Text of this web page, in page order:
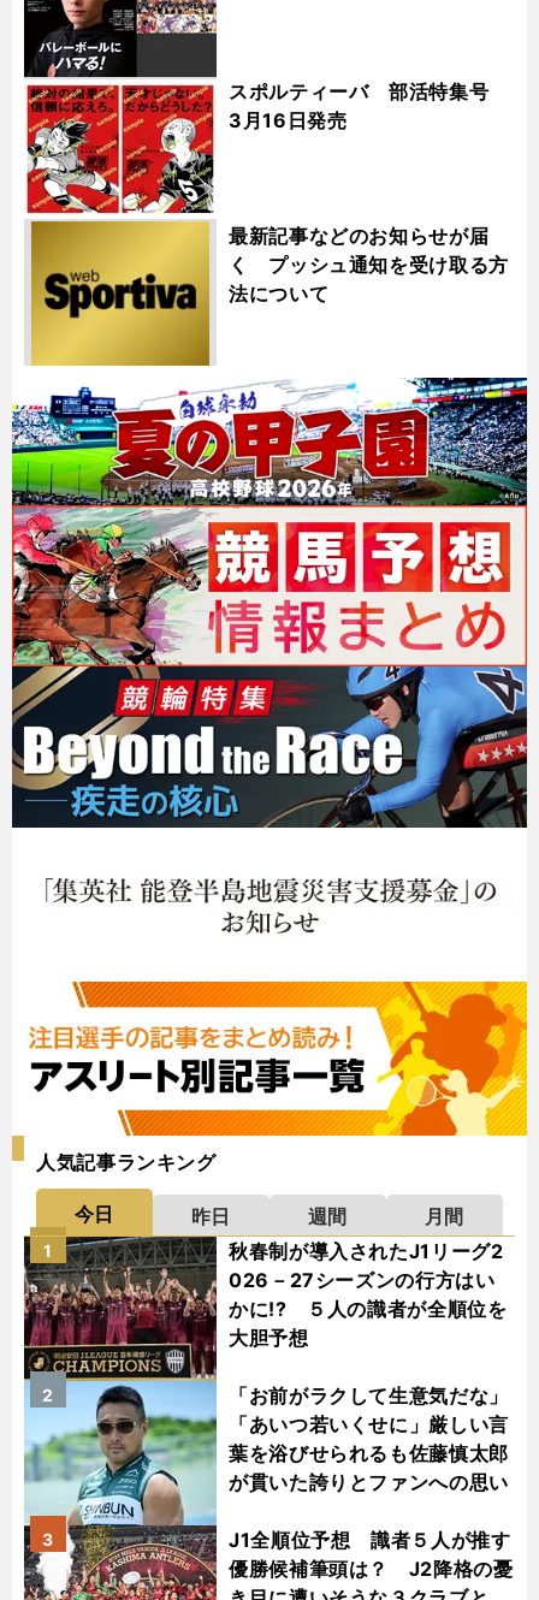
スポルティーバ 部活特集号
3月16日発売
最新記事などのお知らせが届
く プッシュ通知を受け取る方
法について
人気記事ランキング
今日 昨日 週間
月間
秋春制が導入されたJ1リーグ2
026－27シーズンの行方はい
かに!? ５人の識者が全順位を
大胆予想
1
「お前がラクして生意気だな」
「あいつ若いくせに」厳しい言
葉を浴びせられるも佐藤慎太郎
が貫いた誇りとファンへの思い
2
J1全順位予想 識者５人が推す
優勝候補筆頭は？ J2降格の憂
3